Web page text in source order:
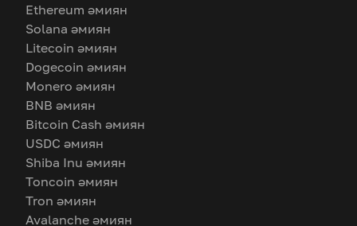
Ethereum әмиян
Solana әмиян
Litecoin әмиян
Dogecoin әмиян
Monero әмиян
BNB әмиян
Bitcoin Cash әмиян
USDC әмиян
Shiba Inu әмиян
Toncoin әмиян
Tron әмиян
Avalanche әмиян